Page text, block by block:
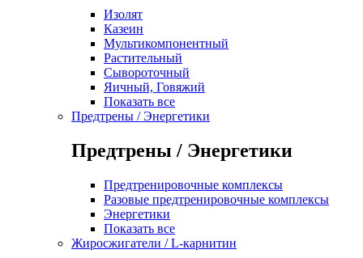
Изолят
Казеин
Мультикомпонентный
Растительный
Сывороточный
Яичный, Говяжий
Показать все
Предтрены / Энергетики
Предтрены / Энергетики
Предтренировочные комплексы
Разовые предтренировочные комплексы
Энергетики
Показать все
Жиросжигатели / L-карнитин